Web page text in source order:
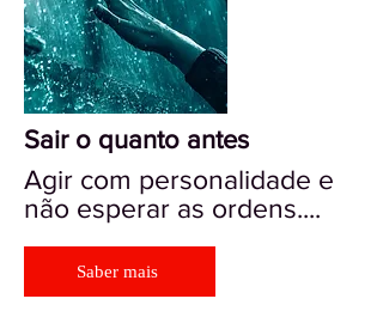
Sair o quanto antes
Agir com personalidade e
não esperar as ordens....
Saber mais